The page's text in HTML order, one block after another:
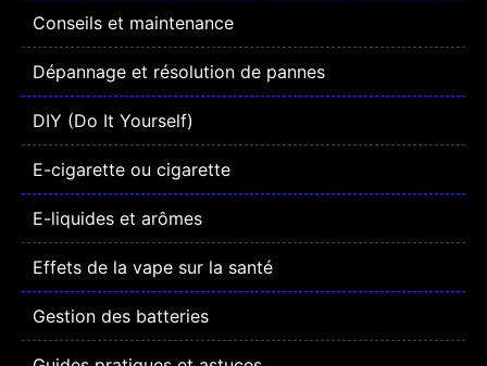
Conseils et maintenance
Dépannage et résolution de pannes
DIY (Do It Yourself)
E-cigarette ou cigarette
E-liquides et arômes
Effets de la vape sur la santé
Gestion des batteries